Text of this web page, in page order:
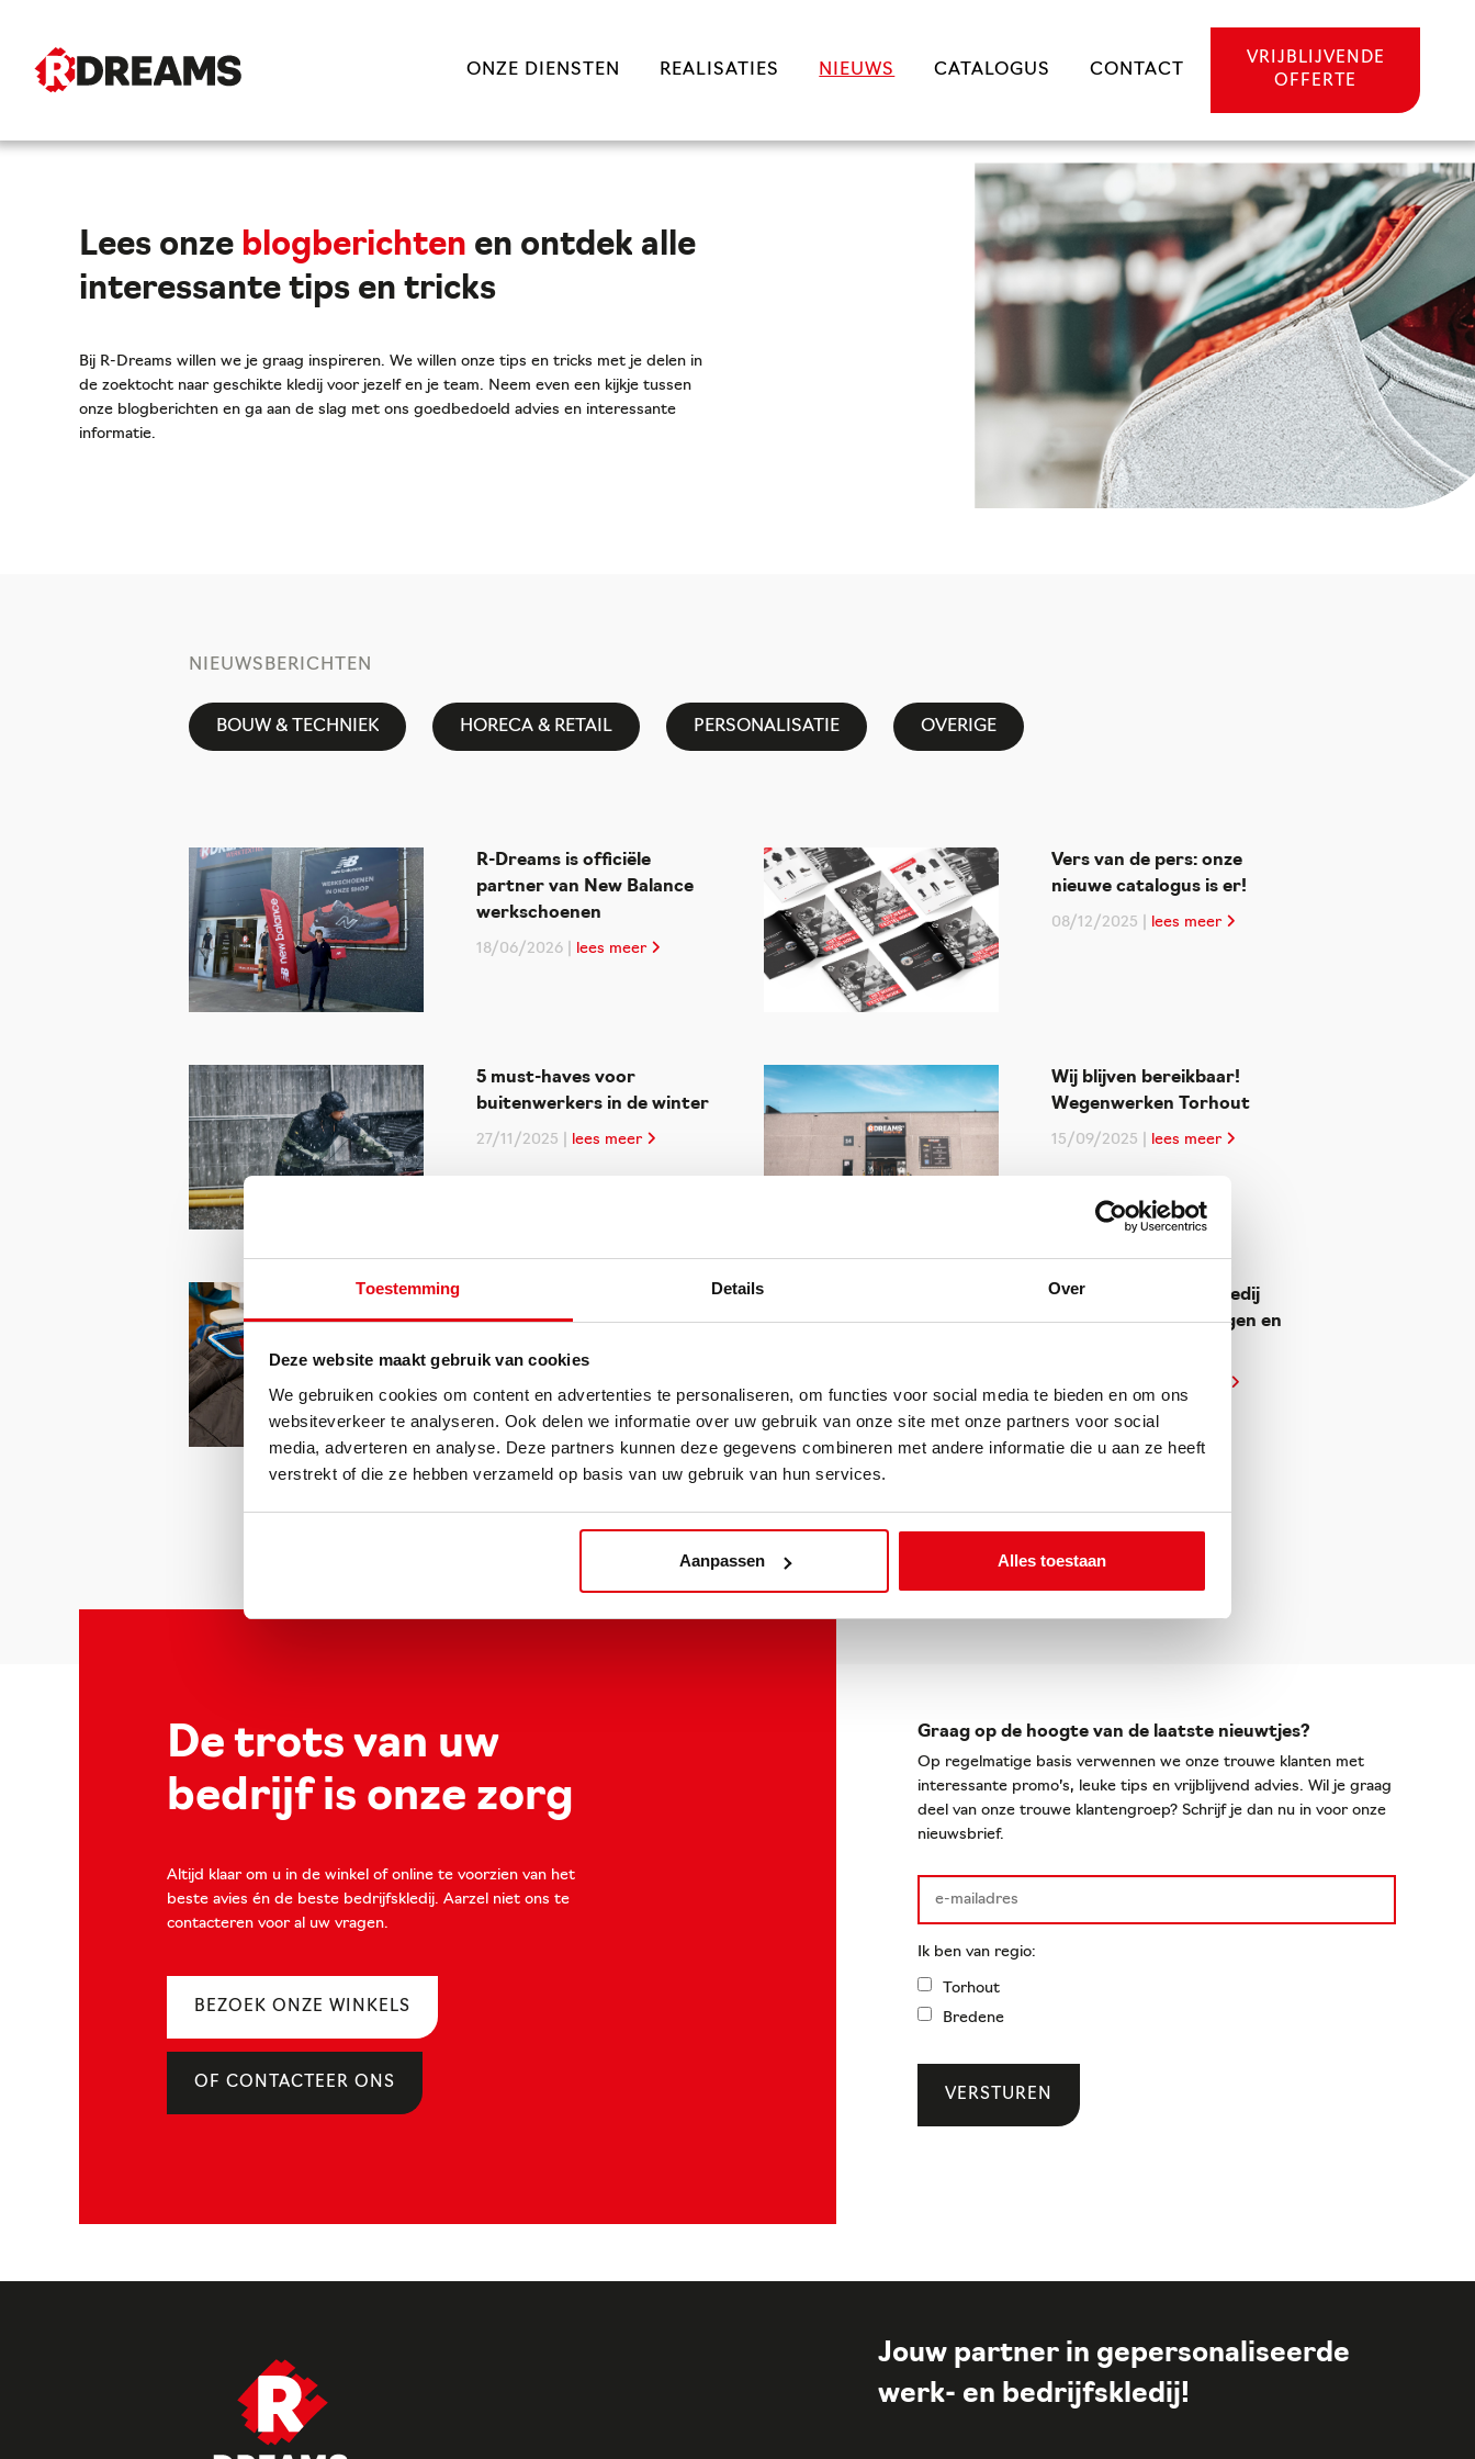
Toestemming Details Over
Deze website maakt gebruik van cookies
We gebruiken cookies om content en advertenties te personaliseren, om functies voor social media te bieden en om ons
websiteverkeer te analyseren. Ook delen we informatie over uw gebruik van onze site met onze partners voor social
media, adverteren en analyse. Deze partners kunnen deze gegevens combineren met andere informatie die u aan ze heeft
verstrekt of die ze hebben verzameld op basis van uw gebruik van hun services.
Aanpassen Alles toestaan
ONZE DIENSTEN REALISATIES NIEUWS CATALOGUS CONTACT
VRIJBLIJVENDE
OFFERTE
Lees onze blogberichten en ontdek alle
interessante tips en tricks
Bij R-Dreams willen we je graag inspireren. We willen onze tips en tricks met je delen in
de zoektocht naar geschikte kledij voor jezelf en je team. Neem even een kijkje tussen
onze blogberichten en ga aan de slag met ons goedbedoeld advies en interessante
informatie.
NIEUWSBERICHTEN
BOUW & TECHNIEK HORECA & RETAIL PERSONALISATIE OVERIGE
R-Dreams is officiële
partner van New Balance
werkschoenen
18/06/2026 | lees meer
Vers van de pers: onze
nieuwe catalogus is er!
08/12/2025 | lees meer
5 must-haves voor
buitenwerkers in de winter
27/11/2025 | lees meer
Wij blijven bereikbaar!
Wegenwerken Torhout
15/09/2025 | lees meer
voorontwerp tot
Gepersonaliseerde kledij
voor sportverenigingen en
1 2 3 4 5
De trots van uw
bedrijf is onze zorg
Altijd klaar om u in de winkel of online te voorzien van het
beste avies én de beste bedrijfskledij. Aarzel niet ons te
contacteren voor al uw vragen.
BEZOEK ONZE WINKELS
OF CONTACTEER ONS
Graag op de hoogte van de laatste nieuwtjes?
Op regelmatige basis verwennen we onze trouwe klanten met
interessante promo’s, leuke tips en vrijblijvend advies. Wil je graag
deel van onze trouwe klantengroep? Schrijf je dan nu in voor onze
nieuwsbrief.
Ik ben van regio:
Torhout
Bredene
VERSTUREN
Jouw partner in gepersonaliseerde
werk- en bedrijfskledij!